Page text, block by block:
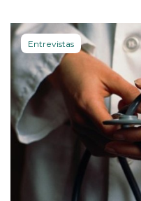
Entrevistas